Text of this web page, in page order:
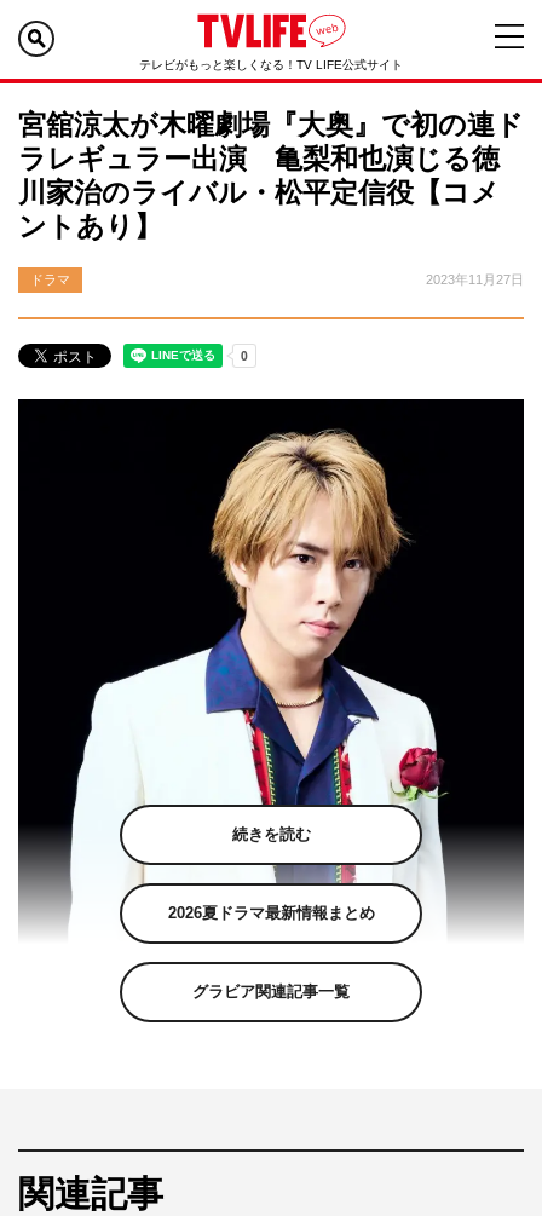
テレビがもっと楽しくなる！TV LIFE公式サイト
宮舘涼太が木曜劇場『大奥』で初の連ド
ラレギュラー出演 亀梨和也演じる徳
川家治のライバル・松平定信役【コメ
ントあり】
ドラマ 2023年11月27日
宮舘涼太
続きを読む
2026夏ドラマ最新情報まとめ
グラビア関連記事一覧
関連記事